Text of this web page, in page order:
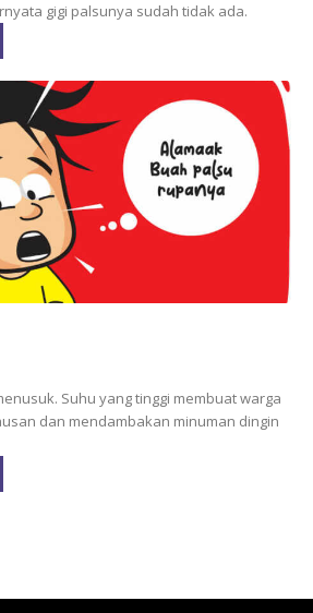
gigi palsunya sudah tidak ada.
Suhu yang tinggi membuat warga
dan mendambakan minuman dingin